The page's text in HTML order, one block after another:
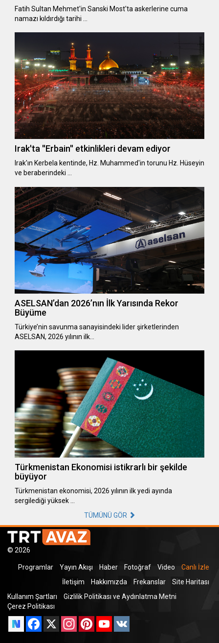
Fatih Sultan Mehmet'in Sanski Most'ta askerlerine cuma
namazı kıldırdığı tarihi …
Irak'ta ''Erbain'' etkinlikleri devam ediyor
Irak'ın Kerbela kentinde, Hz. Muhammed'in torunu Hz. Hüseyin
ve beraberindeki …
ASELSAN’dan 2026’nın İlk Yarısında Rekor
Büyüme
Türkiye’nin savunma sanayisindeki lider şirketlerinden
ASELSAN, 2026 yılının ilk…
Türkmenistan Ekonomisi istikrarlı bir şekilde
büyüyor
Türkmenistan ekonomisi, 2026 yılının ilk yedi ayında
sergilediği yüksek …
TÜMÜNÜ GÖR
© 2026
Programlar Yayın Akışı Haber Fotoğraf Video
Canlı İzle
İletişim
Hakkımızda Frekanslar
Site Haritası
Kullanım Şartları
Gizlilik Politikası ve Aydınlatma Metni
Çerez Politikası
Facebook
X InstagramPinterestYouTube